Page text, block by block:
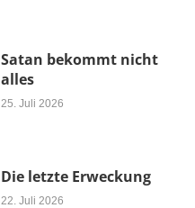
Satan bekommt nicht
alles
25. Juli 2026
Die letzte Erweckung
22. Juli 2026